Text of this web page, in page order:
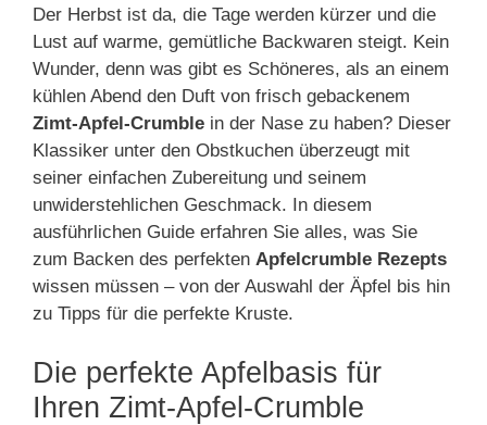
Der Herbst ist da, die Tage werden kürzer und die
Lust auf warme, gemütliche Backwaren steigt. Kein
Wunder, denn was gibt es Schöneres, als an einem
kühlen Abend den Duft von frisch gebackenem
Zimt-Apfel-Crumble in der Nase zu haben? Dieser
Klassiker unter den Obstkuchen überzeugt mit
seiner einfachen Zubereitung und seinem
unwiderstehlichen Geschmack. In diesem
ausführlichen Guide erfahren Sie alles, was Sie
zum Backen des perfekten Apfelcrumble Rezepts
wissen müssen – von der Auswahl der Äpfel bis hin
zu Tipps für die perfekte Kruste.
Die perfekte Apfelbasis für
Ihren Zimt-Apfel-Crumble